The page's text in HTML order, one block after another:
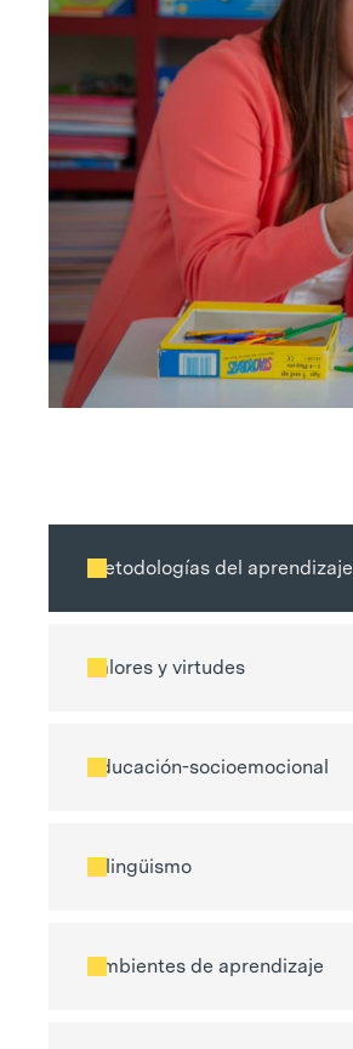
Metodologías del aprendizaje
Valores y virtudes
Educación-socioemocional
Bilingüismo
Ambientes de aprendizaje